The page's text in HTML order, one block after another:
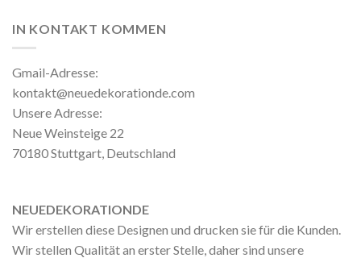
IN KONTAKT KOMMEN
Gmail-Adresse:
kontakt@neuedekorationde.com
Unsere Adresse:
Neue Weinsteige 22
70180 Stuttgart, Deutschland
NEUEDEKORATIONDE
Wir erstellen diese Designen und drucken sie für die Kunden.
Wir stellen Qualität an erster Stelle, daher sind unsere